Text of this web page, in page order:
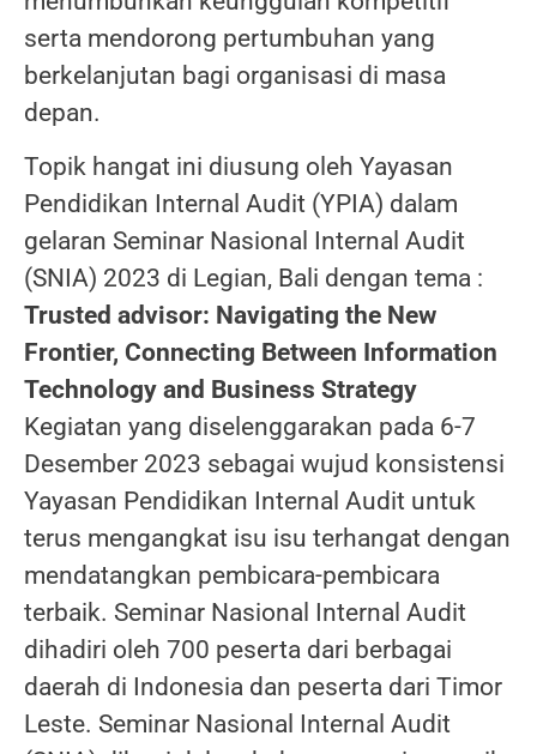
serta mendorong pertumbuhan yang
berkelanjutan bagi organisasi di masa
depan.
Topik hangat ini diusung oleh Yayasan
Pendidikan Internal Audit (YPIA) dalam
gelaran Seminar Nasional Internal Audit
(SNIA) 2023 di Legian, Bali dengan tema :
Trusted advisor: Navigating the New
Frontier, Connecting Between Information
Technology and Business Strategy
Kegiatan yang diselenggarakan pada 6-7
Desember 2023 sebagai wujud konsistensi
Yayasan Pendidikan Internal Audit untuk
terus mengangkat isu isu terhangat dengan
mendatangkan pembicara-pembicara
terbaik. Seminar Nasional Internal Audit
dihadiri oleh 700 peserta dari berbagai
daerah di Indonesia dan peserta dari Timor
Leste. Seminar Nasional Internal Audit